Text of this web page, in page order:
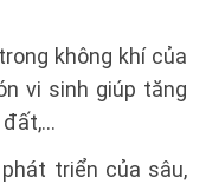
không khí của
vi sinh giúp tăng
đất,…
triển của sâu,